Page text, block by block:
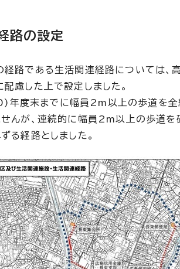
の設定
路である生活関連経路については、
慮した上で設定しました。
度末までに幅員2m以上の歩道を全
んが、連続的に幅員2m以上の歩道を
る経路としました。